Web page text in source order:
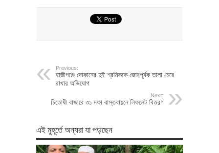
Previous:
হাজীগঞ্জে দোকানের দুই শ্রমিককে জোরপূর্বক তালা মেরে
রাখার অভিযোগ
Next:
চিতোষী বাজারে ৩১ দফা বাস্তবায়নে লিফলেট বিতরণ
এই মুহূর্তে অন্যরা যা পড়ছেন